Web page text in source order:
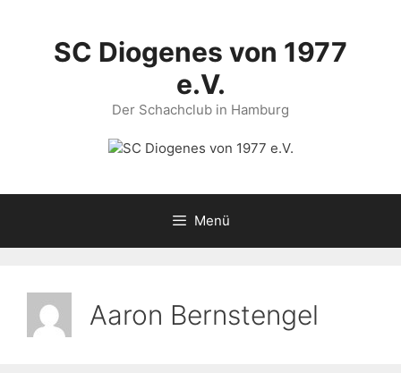
springenSC Diogenes von 1977
e.V.
Der Schachclub in Hamburg
Menü
Aaron Bernstengel